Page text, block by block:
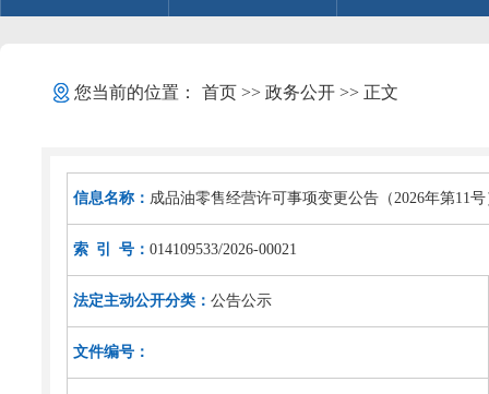
您当前的位置： 首页>> 政务公开>> 正文
信息名称： 成品油零售经营许可事项变更公告（2026年第11号
索 引 号： 014109533/2026-00021
法定主动公开分类： 公告公示
文件编号：